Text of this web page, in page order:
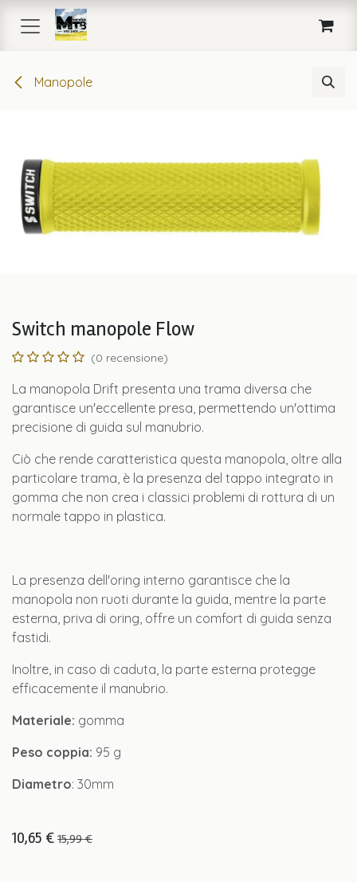
Passa al contenuto
Manopole
Switch manopole Flow
(0 recensione)
La manopola Drift presenta una trama diversa che
garantisce un'eccellente presa, permettendo un'ottima
precisione di guida sul manubrio.
Ciò che rende caratteristica questa manopola, oltre alla
particolare trama, è la presenza del tappo integrato in
gomma che non crea i classici problemi di rottura di un
normale tappo in plastica.
La presenza dell'oring interno garantisce che la
manopola non ruoti durante la guida, mentre la parte
esterna, priva di oring, offre un comfort di guida senza
fastidi.
Inoltre, in caso di caduta, la parte esterna protegge
efficacemente il manubrio.
Materiale: gomma
Peso coppia: 95 g
Diametro: 30mm
10,65 € 15,99€